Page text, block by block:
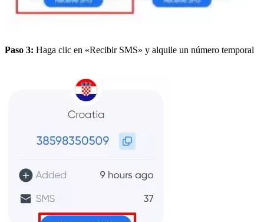
Paso 3: Haga clic en «Recibir SMS» y alquile un número temporal